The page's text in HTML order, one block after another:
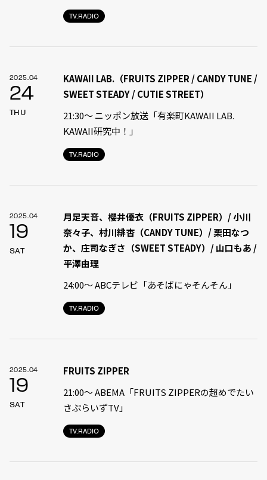
TV.RADIO
2025.04
24
THU
TV.RADIO
KAWAII LAB.（FRUITS ZIPPER / CANDY TUNE /
SWEET STEADY / CUTIE STREET）
21:30〜 ニッポン放送「有楽町KAWAII LAB.
KAWAII研究中！」
2025.04
19
SAT
TV.RADIO
月足天音、櫻井優衣（FRUITS ZIPPER）/ 小川
奈々子、村川緋杏（CANDY TUNE）/ 栗田なつ
か、庄司なぎさ（SWEET STEADY）/ 山口もあ /
平澤由理
24:00〜 ABCテレビ「あそばにゃそんそん」
2025.04
19
SAT
TV.RADIO
FRUITS ZIPPER
21:00〜 ABEMA「FRUITS ZIPPERの超めでたい
さぷらいずTV」